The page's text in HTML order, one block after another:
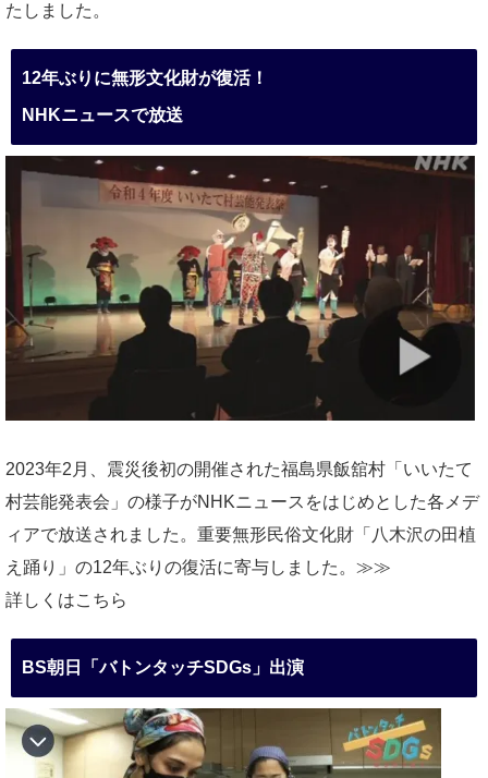
たしました。
12年ぶりに無形文化財が復活！
NHKニュースで放送
2023年2月、震災後初の開催された福島県飯舘村「いいたて
村芸能発表会」の様子がNHKニュースをはじめとした各メデ
ィアで放送されました。重要無形民俗文化財「八木沢の田植
え踊り」の12年ぶりの復活に寄与しました。≫≫
詳しくはこちら
BS朝日「バトンタッチSDGs」出演